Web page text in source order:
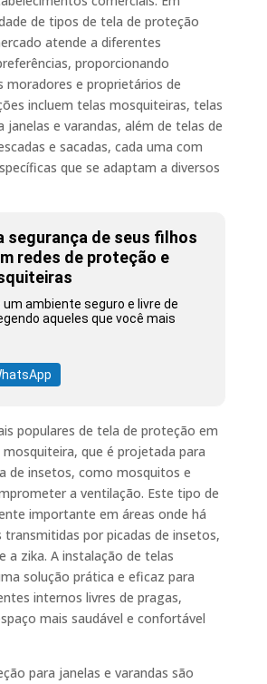
de tipos de tela de proteção
atende a diferentes
proporcionando
moradores e proprietários de
incluem telas mosquiteiras, telas
janelas e varandas, além de telas de
e sacadas, cada uma com
que se adaptam a diversos
segurança de seus filhos
redes de proteção e
um ambiente seguro e livre de
aqueles que você mais
populares de tela de proteção em
que é projetada para
de insetos, como mosquitos e
a ventilação. Este tipo de
importante em áreas onde há
transmitidas por picadas de insetos,
a zika. A instalação de telas
solução prática e eficaz para
internos livres de pragas,
mais saudável e confortável
para janelas e varandas são